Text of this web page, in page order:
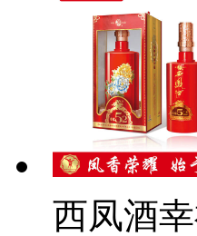
西凤酒